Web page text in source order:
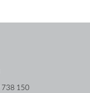
738 150